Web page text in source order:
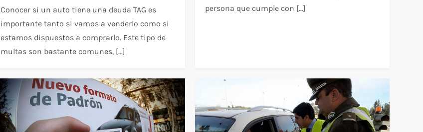
Conocer si un auto tiene una deuda TAG es
importante tanto si vamos a venderlo como si
estamos dispuestos a comprarlo. Este tipo de
multas son bastante comunes, […]
persona que cumple con […]